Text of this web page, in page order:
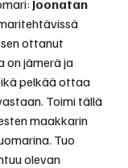
Joonatan
ottanut
on jämerä ja
pelkää ottaa
Toimi tällä
maakkarin
Tuo
olevan